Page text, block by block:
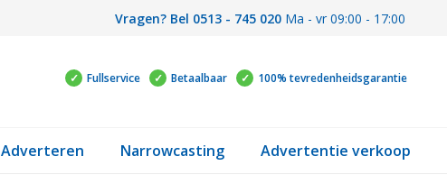
Vragen? Bel 0513 - 745 020Ma - vr 09:00 - 17:00
Fullservice Betaalbaar 100% tevredenheidsgarantie
Adverteren Narrowcasting Advertentie verkoop